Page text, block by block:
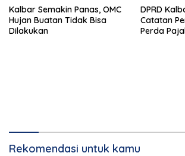
Kalbar Semakin Panas, OMC
Hujan Buatan Tidak Bisa
Dilakukan
DPRD
Catatan
Perda
Rekomendasi untuk kamu